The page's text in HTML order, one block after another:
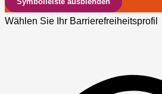
Wählen Sie Ihr Barrierefreiheitsprofil